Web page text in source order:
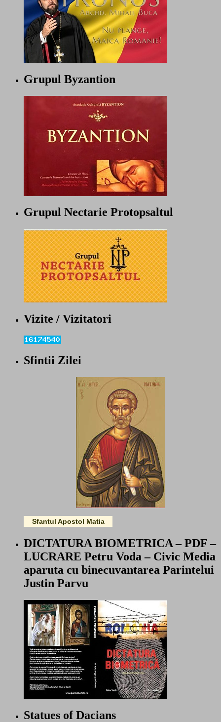
Grupul Byzantion
Grupul Nectarie Protopsaltul
Vizite / Vizitatori
Sfintii Zilei
Sfantul Apostol Matia
DICTATURA BIOMETRICA – PDF –
LUCRARE Petru Voda – Civic Media
aparuta cu binecuvantarea Parintelui
Justin Parvu
Statues of Dacians